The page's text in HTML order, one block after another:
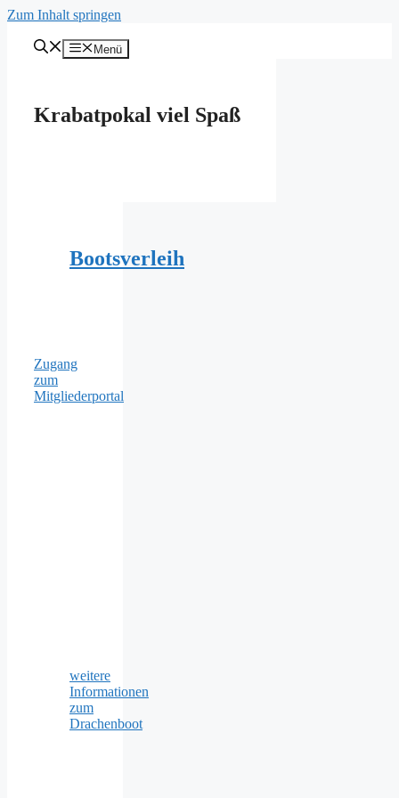
Zum Inhalt springen
Menü
Krabatpokal viel Spaß
Bootsverleih
Zugang
zum
Mitgliederportal
weitere
Informationen
zum
Drachenboot